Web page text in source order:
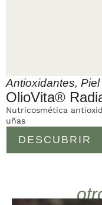
Antioxidantes,
OlioVita®
DESCUBRIR
Nutricosmética
uñas